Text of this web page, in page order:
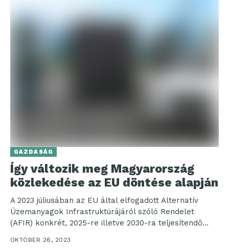
GAZDASÁG
Így változik meg Magyarország
közlekedése az EU döntése alapján
A 2023 júliusában az EU által elfogadott Alternatív
Üzemanyagok Infrastruktúrájáról szóló Rendelet
(AFIR) konkrét, 2025-re illetve 2030-ra teljesítendő
kiépítési célokat tűz ki a...
OKTÓBER 26, 2023